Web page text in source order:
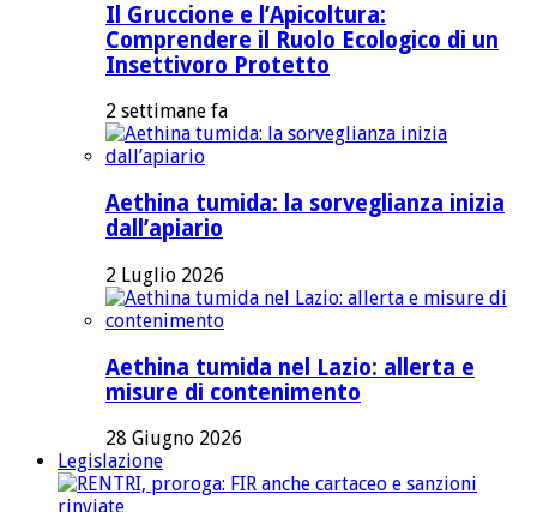
Il Gruccione e l’Apicoltura:
Comprendere il Ruolo Ecologico di un
Insettivoro Protetto
2 settimane fa
Aethina tumida: la sorveglianza inizia
dall’apiario
2 Luglio 2026
Aethina tumida nel Lazio: allerta e
misure di contenimento
28 Giugno 2026
Legislazione